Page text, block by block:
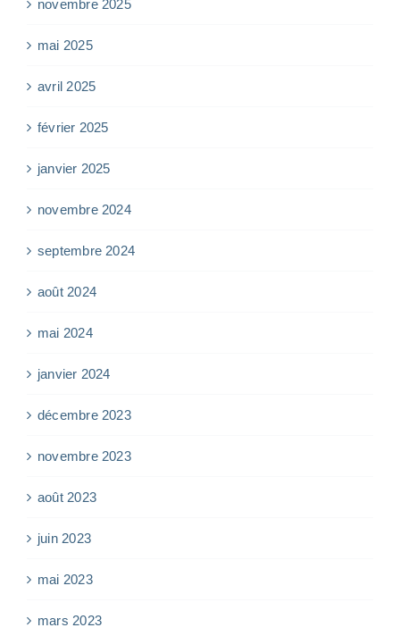
novembre 2025
mai 2025
avril 2025
février 2025
janvier 2025
novembre 2024
septembre 2024
août 2024
mai 2024
janvier 2024
décembre 2023
novembre 2023
août 2023
juin 2023
mai 2023
mars 2023